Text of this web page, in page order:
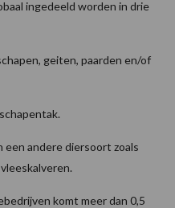
ingedeeld worden in drie
geiten, paarden en/of
andere diersoort zoals
komt meer dan 0,5